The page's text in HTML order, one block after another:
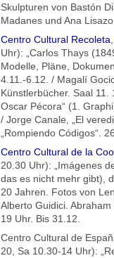
Skulpturen von Bastón
Madanes und Ana
Centro Cultural Recoleta
Uhr): „Carlos Thays
Modelle, Pläne,
4.11.-6.12. / Magalí
Künstlerbücher. Saal
Oscar Pécora“ (1.
/ Jorge Canale, „El
„Rompiendo Códigos“.
Centro Cultural de la
20.30 Uhr): „Imágenes
das es nicht mehr gibt),
20 Jahren. Fotos von
Alberto Guidici. Abraham
19 Uhr. Bis 31.12.
Centro Cultural de
20, Sa 10.30-14 Uhr):